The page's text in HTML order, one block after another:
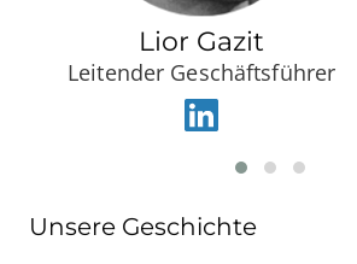
Lior Gazit
Leitender Geschäftsführer
Unsere Geschichte